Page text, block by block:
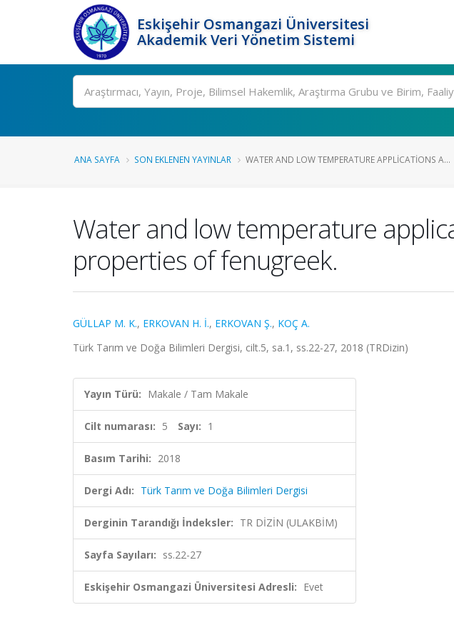
Eskişehir Osmangazi Üniversitesi
Akademik Veri Yönetim Sistemi
Ara
ANA SAYFA SON EKLENEN YAYINLAR WATER AND LOW TEMPERATURE APPLICATIONS A...
Water and low temperature
properties of fenugreek.
GÜLLAP M. K., ERKOVAN H. İ., ERKOVAN Ş., KOÇ A.
Türk Tarım ve Doğa Bilimleri Dergisi, cilt.5, sa.1, ss.22-27, 2018 (TRDizin)
Yayın Türü: Makale / Tam Makale
Cilt numarası: 5 Sayı: 1
Basım Tarihi: 2018
Dergi Adı: Türk Tarım ve Doğa Bilimleri Dergisi
Derginin Tarandığı İndeksler: TR DİZİN (ULAKBİM)
Sayfa Sayıları: ss.22-27
Eskişehir Osmangazi Üniversitesi Adresli: Evet